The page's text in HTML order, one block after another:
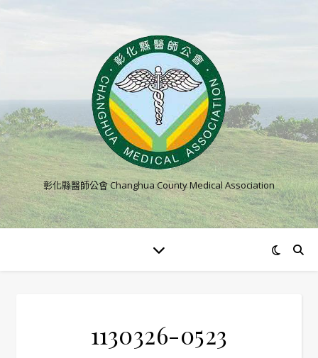
彰化縣醫師公會 Changhua County Medical Association
1130326-0523